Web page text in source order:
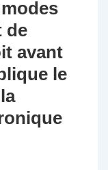
de
avant
le